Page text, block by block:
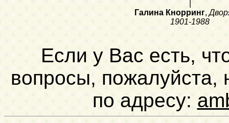
Галина Кнорринг,
1901-1988
Если у Вас есть,
вопросы, пожалуйста,
по адресу: